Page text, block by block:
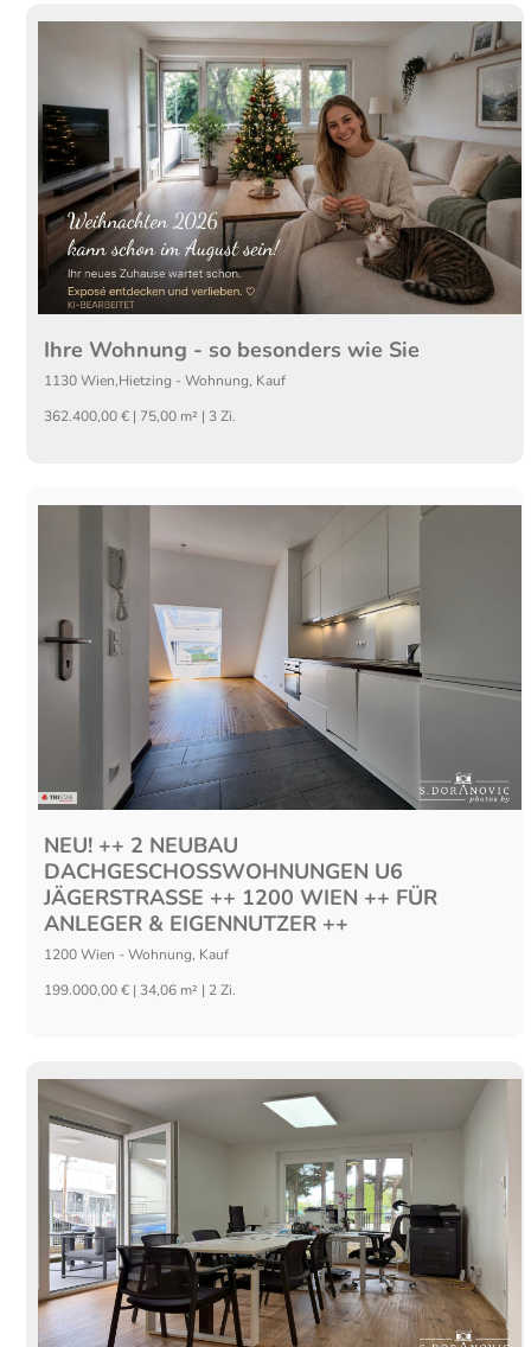
Ihre Wohnung - so besonders wie Sie
1130 Wien,Hietzing -Wohnung, Kauf
362.400,00 € | 75,00 m² | 3 Zi.
NEU! ++ 2 NEUBAU
DACHGESCHOSSWOHNUNGEN U6
JÄGERSTRASSE ++ 1200 WIEN ++ FÜR
ANLEGER & EIGENNUTZER ++
1200 Wien -Wohnung, Kauf
199.000,00 € | 34,06 m² | 2 Zi.